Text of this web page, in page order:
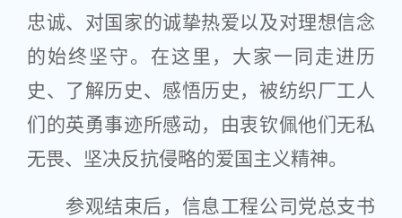
忠诚、对国家的诚挚热爱以及对理想信念
的始终坚守。在这里，大家一同走进历
史、了解历史、感悟历史，被纺织厂工人
们的英勇事迹所感动，由衷钦佩他们无私
无畏、坚决反抗侵略的爱国主义精神。
参观结束后，信息工程公司党总支书